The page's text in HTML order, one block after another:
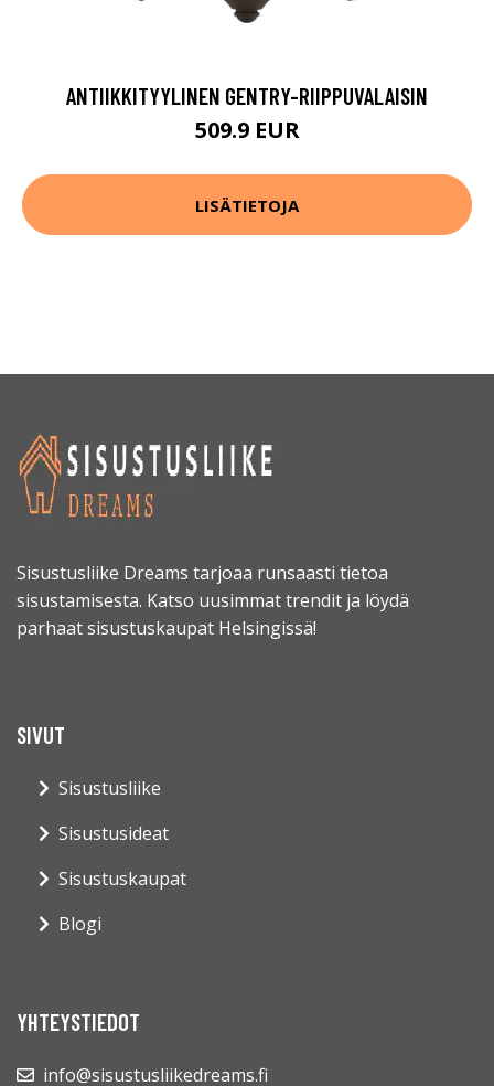
ANTIIKKITYYLINEN GENTRY-RIIPPUVALAISIN
509.9 EUR
LISÄTIETOJA
Sisustusliike Dreams tarjoaa runsaasti tietoa
sisustamisesta. Katso uusimmat trendit ja löydä
parhaat sisustuskaupat Helsingissä!
SIVUT
Sisustusliike
Sisustusideat
Sisustuskaupat
Blogi
YHTEYSTIEDOT
info@sisustusliikedreams.fi